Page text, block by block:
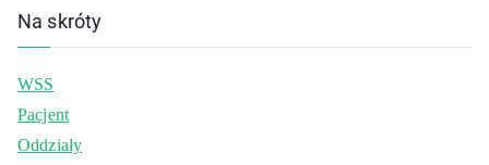
Na skróty
WSS
Pacjent
Oddziały